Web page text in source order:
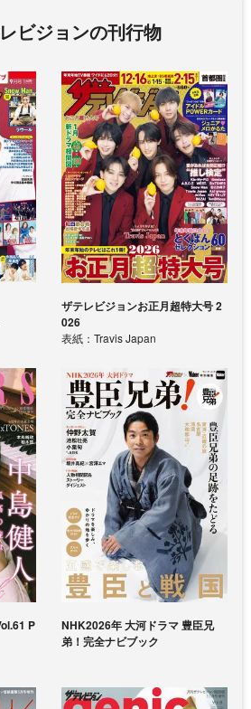
ビジョンの刊行物
ザテレビジョンお正月超特大号 2
026
表紙：Travis Japan
P
NHK2026年 大河ドラマ 豊臣兄
弟！完全ナビブック